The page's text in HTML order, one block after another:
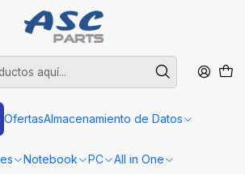
OfertasAlmacenamiento de Datos
Notebook PC All in One